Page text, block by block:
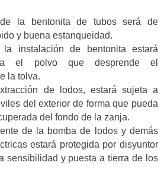
la bentonita de tubos será de
y buena estanqueidad.
instalación de bentonita estará
el polvo que desprende el
la tolva.
de lodos, estará sujeta a
del exterior de forma que pueda
del fondo de la zanja.
de la bomba de lodos y demás
estará protegida por disyuntor
sensibilidad y puesta a tierra de los